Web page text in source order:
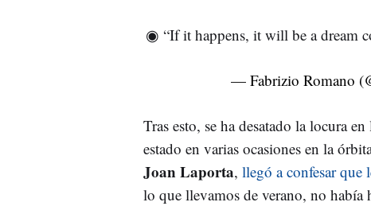
◉ “If it happens, it will be a dream
— Fabrizio Romano
Tras esto, se ha desatado la locura
estado en varias ocasiones en la
Joan Laporta, llegó a confesar que
lo que llevamos de verano, no